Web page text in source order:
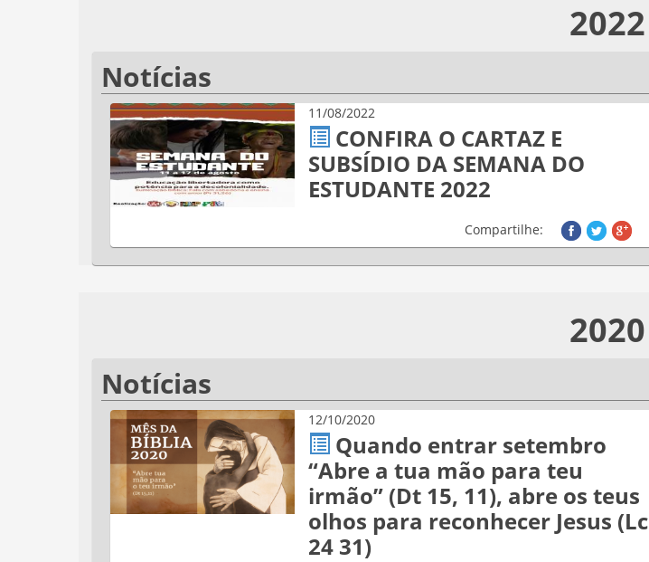
2022
Notícias
11/08/2022
CONFIRA O CARTAZ E
SUBSÍDIO DA SEMANA DO
ESTUDANTE 2022
Compartilhe:
2020
Notícias
12/10/2020
Quando entrar setembro
“Abre a tua mão para teu
irmão” (Dt 15, 11), abre os teus
olhos para reconhecer Jesus (Lc
24 31)